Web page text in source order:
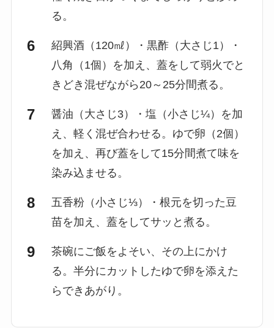
る。
紹興酒（120㎖）・黒酢（大さじ1）・
八角（1個）を加え、蓋をして弱火でと
きどき混ぜながら20～25分間煮る。
醤油（大さじ3）・塩（小さじ¼）を加
え、軽く混ぜ合わせる。ゆで卵（2個）
を加え、再び蓋をして15分間煮て味を
染み込ませる。
五香粉（小さじ⅓）・根元を切った豆
苗を加え、蓋をしてサッと煮る。
茶碗にご飯をよそい、その上にかけ
る。半分にカットしたゆで卵を添えた
らできあがり。